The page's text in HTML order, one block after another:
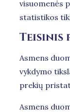
visuomenės
statistikos
Teisinis
Asmens
vykdymo
prekių
Asmens